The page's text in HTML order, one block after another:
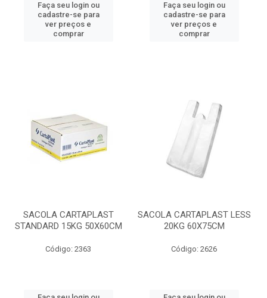
Faça seu login ou
cadastre-se para
ver preços e
comprar
Faça seu login ou
cadastre-se para
ver preços e
comprar
SACOLA CARTAPLAST
STANDARD 15KG 50X60CM
Código: 2363
SACOLA CARTAPLAST LESS
20KG 60X75CM
Código: 2626